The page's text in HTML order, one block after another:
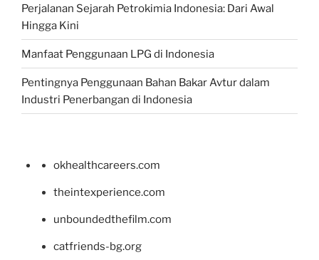
Perjalanan Sejarah Petrokimia Indonesia: Dari Awal
Hingga Kini
Manfaat Penggunaan LPG di Indonesia
Pentingnya Penggunaan Bahan Bakar Avtur dalam
Industri Penerbangan di Indonesia
okhealthcareers.com
theintexperience.com
unboundedthefilm.com
catfriends-bg.org